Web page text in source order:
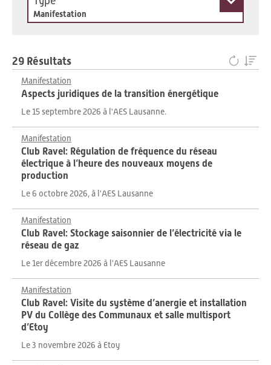
Manifestation
29 Résultats
Manifestation
Aspects juridiques de la transition énergétique
Le 15 septembre 2026 à l'AES Lausanne.
Manifestation
Club Ravel: Régulation de fréquence du réseau
électrique à l’heure des nouveaux moyens de
production
Le 6 octobre 2026, à l'AES Lausanne
Manifestation
Club Ravel: Stockage saisonnier de l’électricité via le
réseau de gaz
Le 1er décembre 2026 à l'AES Lausanne
Manifestation
Club Ravel: Visite du système d’anergie et installation
PV du Collège des Communaux et salle multisport
d’Etoy
Le 3 novembre 2026 à Etoy